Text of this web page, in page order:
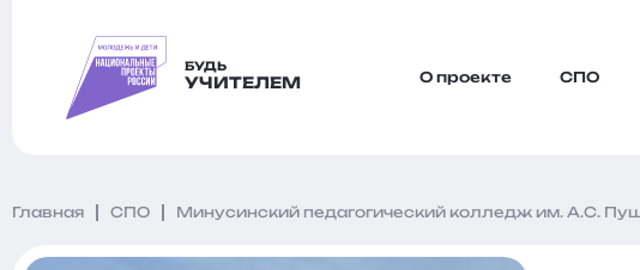
БУДЬ
УЧИТЕЛЕМ О проекте СПО
Главная СПО Минусинский педагогический колледж им. А.С.